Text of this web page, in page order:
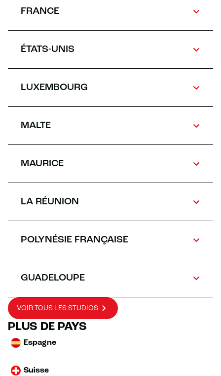
FRANCE
ÉTATS-UNIS
LUXEMBOURG
MALTE
MAURICE
LA RÉUNION
POLYNÉSIE FRANÇAISE
GUADELOUPE
VOIR TOUS LES STUDIOS
PLUS DE PAYS
Espagne
Suisse